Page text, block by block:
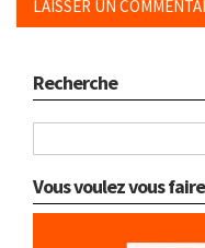
Recherche
Vous voulez vous